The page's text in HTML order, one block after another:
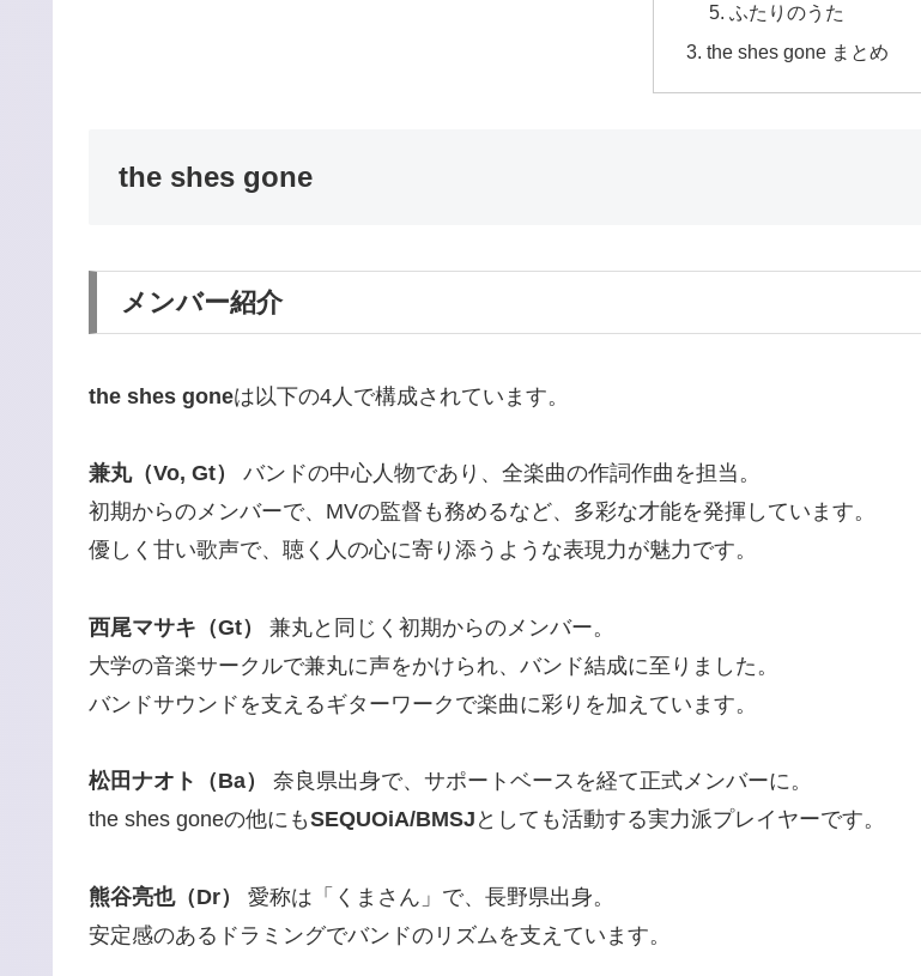
ふたりのうた
the shes gone まとめ
the shes gone
メンバー紹介
the shes goneは以下の4人で構成されています。
兼丸（Vo, Gt）
バンドの中心人物であり、全楽曲の作詞作曲を担当。
初期からのメンバーで、MVの監督も務めるなど、多彩な才能を発揮しています。
優しく甘い歌声で、聴く人の心に寄り添うような表現力が魅力です。
西尾マサキ（Gt）
兼丸と同じく初期からのメンバー。
大学の音楽サークルで兼丸に声をかけられ、バンド結成に至りました。
バンドサウンドを支えるギターワークで楽曲に彩りを加えています。
松田ナオト（Ba）
奈良県出身で、サポートベースを経て正式メンバーに。
the shes goneの他にもSEQUOiA/BMSJ としても活動する実力派プレイヤーです。
熊谷亮也（Dr）
愛称は「くまさん」で、長野県出身。
安定感のあるドラミングでバンドのリズムを支えています。